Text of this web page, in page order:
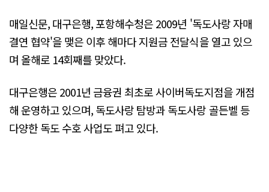
매일신문, 대구은행, 포항해수청은 2009년 '독도사랑 자매
결연 협약'을 맺은 이후 해마다 지원금 전달식을 열고 있으
며 올해로 14회째를 맞았다.
대구은행은 2001년 금융권 최초로 사이버독도지점을 개점
해 운영하고 있으며, 독도사랑 탐방과 독도사랑 골든벨 등
다양한 독도 수호 사업도 펴고 있다.